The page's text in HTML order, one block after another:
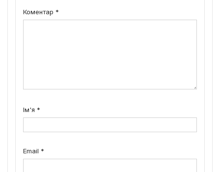
Коментар *
Ім'я *
Email *